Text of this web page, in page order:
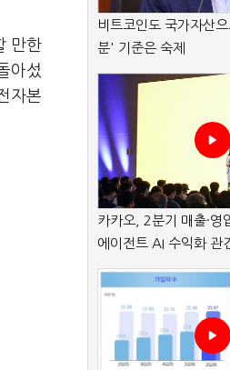
만한
아섰
자본
비트코인도 국가자산
분' 기준은 숙제
카카오, 2분기 매출·
에이전트 AI 수익화 관